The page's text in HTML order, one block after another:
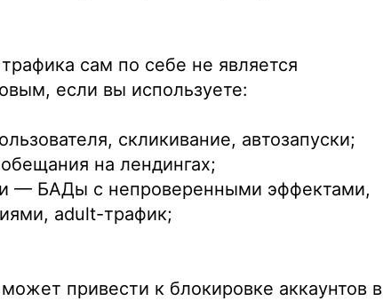
сам по себе не является
если вы используете:
скликивание, автозапуски;
на лендингах;
— БАДы с непроверенными эффектами,
adult-трафик;
привести к блокировке аккаунтов в